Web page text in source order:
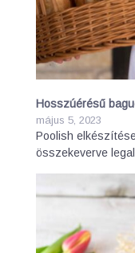
Hosszúérésű
május 5, 2023
Poolish
összekeverve